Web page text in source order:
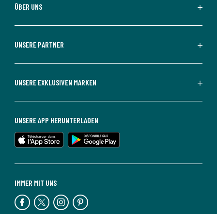
ÜBER UNS
UNSERE PARTNER
UNSERE EXKLUSIVEN MARKEN
IMMER MIT UNS
UNSERE APP HERUNTERLADEN